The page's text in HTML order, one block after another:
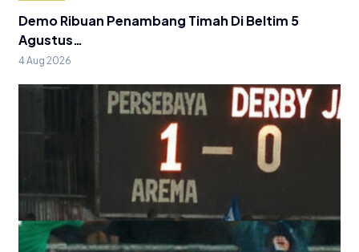
Demo Ribuan Penambang Timah Di Beltim 5
Agustus…
4 Aug 2026